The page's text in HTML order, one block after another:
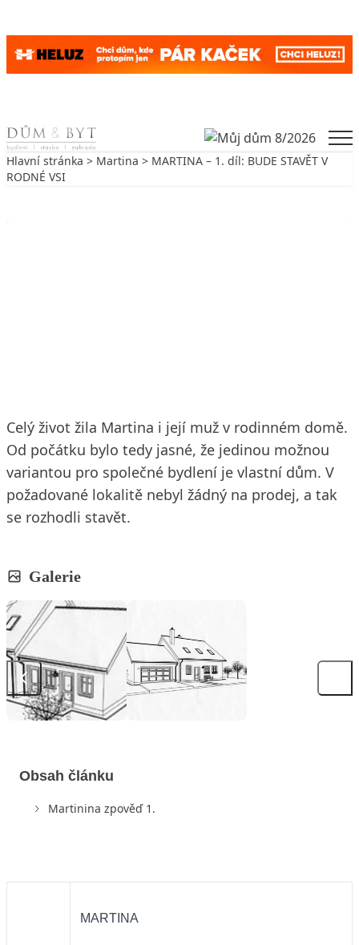
Skip to content
Hlavní stránka > Martina > MARTINA – 1. díl: BUDE STAVĚT V
RODNÉ VSI
Celý život žila Martina i její muž v rodinném domě.
Od počátku bylo tedy jasné, že jedinou možnou
variantou pro společné bydlení je vlastní dům. V
požadované lokalitě nebyl žádný na prodej, a tak
se rozhodli stavět.
Galerie
Obsah článku
Martinina zpověď 1.
MARTINA